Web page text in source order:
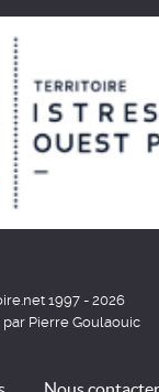
1997 - 2026
Pierre Goulaouic